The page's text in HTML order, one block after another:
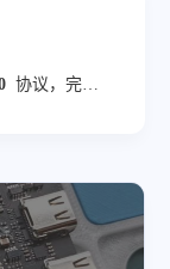
协议，完整